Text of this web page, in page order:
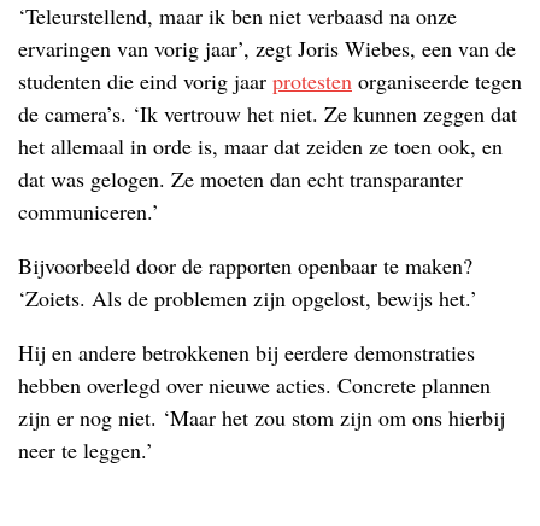
‘Teleurstellend, maar ik ben niet verbaasd na onze
ervaringen van vorig jaar’, zegt Joris Wiebes, een van de
studenten die eind vorig jaar protesten organiseerde tegen
de camera’s. ‘Ik vertrouw het niet. Ze kunnen zeggen dat
het allemaal in orde is, maar dat zeiden ze toen ook, en
dat was gelogen. Ze moeten dan echt transparanter
communiceren.’
Bijvoorbeeld door de rapporten openbaar te maken?
‘Zoiets. Als de problemen zijn opgelost, bewijs het.’
Hij en andere betrokkenen bij eerdere demonstraties
hebben overlegd over nieuwe acties. Concrete plannen
zijn er nog niet. ‘Maar het zou stom zijn om ons hierbij
neer te leggen.’